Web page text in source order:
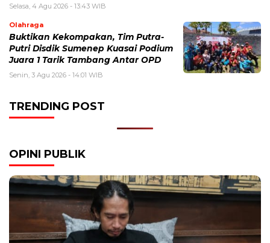
Selasa, 4 Agu 2026 - 13:43 WIB
Olahraga
Buktikan Kekompakan, Tim Putra-
Putri Disdik Sumenep Kuasai Podium
Juara 1 Tarik Tambang Antar OPD
Senin, 3 Agu 2026 - 14:01 WIB
TRENDING POST
OPINI PUBLIK